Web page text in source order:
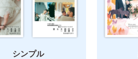
シンプル